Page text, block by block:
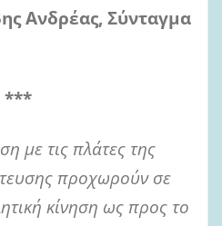
Ανδρέας, Σύνταγμα
***
με τις πλάτες της
προχωρούν σε
κίνηση ως προς το